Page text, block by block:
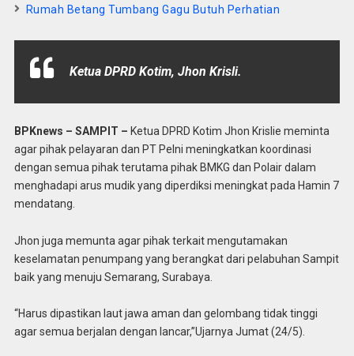
Rumah Betang Tumbang Gagu Butuh Perhatian
Ketua DPRD Kotim, Jhon Krisli.
BPKnews – SAMPIT – Ketua DPRD Kotim Jhon Krislie meminta
agar pihak pelayaran dan PT Pelni meningkatkan koordinasi
dengan semua pihak terutama pihak BMKG dan Polair dalam
menghadapi arus mudik yang diperdiksi meningkat pada Hamin 7
mendatang.
Jhon juga memunta agar pihak terkait mengutamakan
keselamatan penumpang yang berangkat dari pelabuhan Sampit
baik yang menuju Semarang, Surabaya.
“Harus dipastikan laut jawa aman dan gelombang tidak tinggi
agar semua berjalan dengan lancar,”Ujarnya Jumat (24/5).